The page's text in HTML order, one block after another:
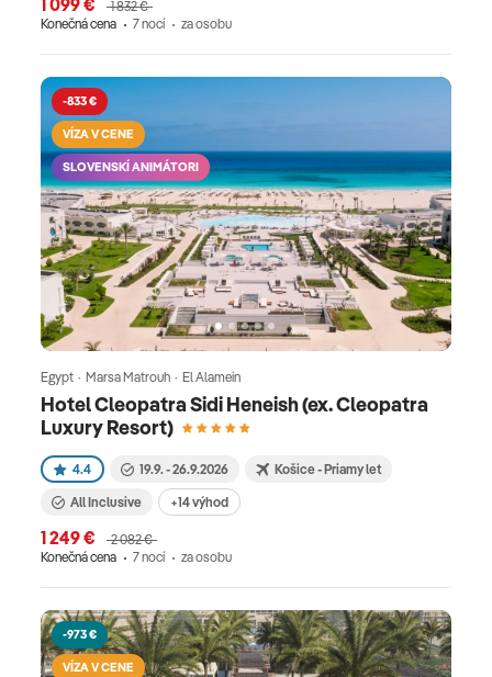
1 099 €
1 832 €
Konečná cena
7 nocí za osobu
-833 €
VÍZA V CENE
SLOVENSKÍ ANIMÁTORI
Hotel Cleopatra Sidi Heneish (ex. Cleopatra
Luxury Resort)
Egypt · Marsa Matrouh · El Alamein
4.4 19.9. - 26.9.2026 Košice - Priamy let
All Inclusive +14 výhod
1 249 €
2 082 €
Konečná cena
7 nocí za osobu
-973 €
VÍZA V CENE